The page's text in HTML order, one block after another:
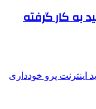
به کار گرفته